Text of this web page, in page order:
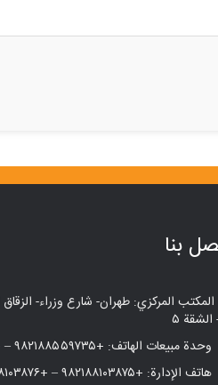
بنا
المكتب المركزي: طهران- شارع وزراء-
وحدة مبيعات الهاتف: +۹۸۲۱۸۸۵۵۹۷۳۵ –
هاتف الإدارة: +۹۸۲۱۸۸۱۰۳۸۷۵ – +۹۸۲۱۸۸۱۰۳۸۷۶